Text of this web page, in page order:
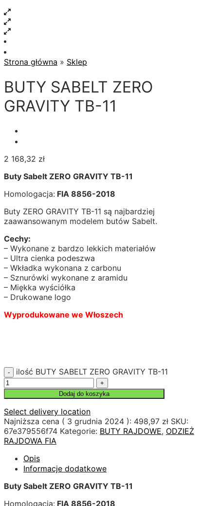
Strona główna » Sklep
BUTY SABELT ZERO
GRAVITY TB-11
2 168,32 zł
Buty Sabelt ZERO GRAVITY TB-11
Homologacja: FIA 8856-2018
Buty ZERO GRAVITY TB-11 są najbardziej
zaawansowanym modelem butów Sabelt.
Cechy:
– Wykonane z bardzo lekkich materiałów
– Ultra cienka podeszwa
– Wkładka wykonana z carbonu
– Sznurówki wykonane z aramidu
– Miękka wyściółka
– Drukowane logo
Wyprodukowane we Włoszech
ilość BUTY SABELT ZERO GRAVITY TB-11
Dodaj do koszyka
Select delivery location
Najniższa cena ( 3 grudnia 2024 ): 498,97 zł SKU:
67e379556f74 Kategorie: BUTY RAJDOWE, ODZIEŻ
RAJDOWA FIA
Opis
Informacje dodatkowe
Buty Sabelt ZERO GRAVITY TB-11
Homologacja: FIA 8856-2018